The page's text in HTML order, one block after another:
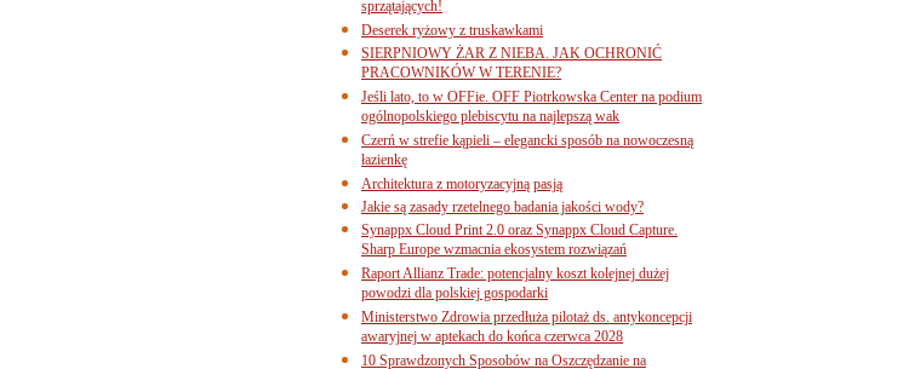
sprzątających!
Deserek ryżowy z truskawkami
SIERPNIOWY ŻAR Z NIEBA. JAK OCHRONIĆ
PRACOWNIKÓW W TERENIE?
Jeśli lato, to w OFFie. OFF Piotrkowska Center na podium
ogólnopolskiego plebiscytu na najlepszą wak
Czerń w strefie kąpieli – elegancki sposób na nowoczesną
łazienkę
Architektura z motoryzacyjną pasją
Jakie są zasady rzetelnego badania jakości wody?
Synappx Cloud Print 2.0 oraz Synappx Cloud Capture.
Sharp Europe wzmacnia ekosystem rozwiązań
Raport Allianz Trade: potencjalny koszt kolejnej dużej
powodzi dla polskiej gospodarki
Ministerstwo Zdrowia przedłuża pilotaż ds. antykoncepcji
awaryjnej w aptekach do końca czerwca 2028
10 Sprawdzonych Sposobów na Oszczędzanie na